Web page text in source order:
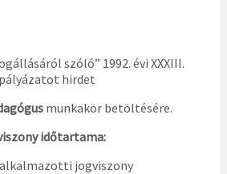
szóló” 1992. évi XXXIII.
hirdet
munkakör betöltésére.
időtartama:
jogviszony